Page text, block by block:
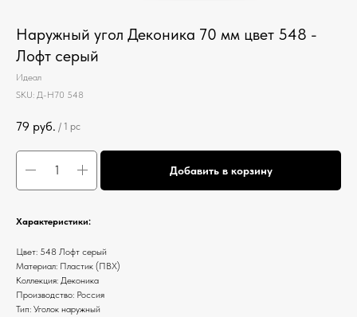
Наружный угол Деконика 70 мм цвет 548 -
Лофт серый
Идеал
SKU: Д-Н70 548
79 руб. / 1 pc
Добавить в корзину
Характеристики:
Цвет: 548 Лофт серый
Материал: Пластик (ПВХ)
Коллекция: Деконика
Производство: Россия
Тип: Уголок наружный